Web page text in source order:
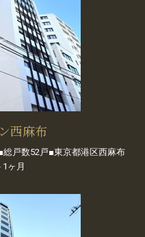
西麻布
戸数52戸■東京都港区西麻布
ヶ月